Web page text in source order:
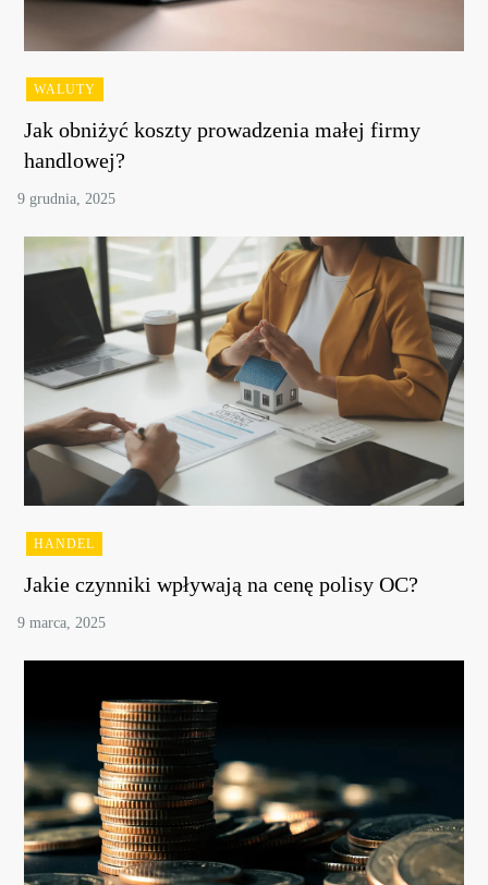
WALUTY
Jak obniżyć koszty prowadzenia małej firmy
handlowej?
HANDEL
Jakie czynniki wpływają na cenę polisy OC?